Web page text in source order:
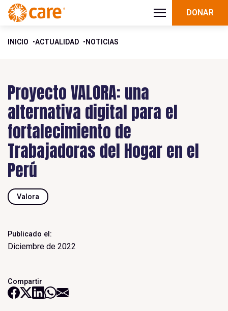
DONAR
INICIO ACTUALIDAD NOTICIAS
Proyecto VALORA: una
alternativa digital para el
fortalecimiento de
Trabajadoras del Hogar en el
Perú
Valora
Publicado el:
Diciembre de 2022
Compartir